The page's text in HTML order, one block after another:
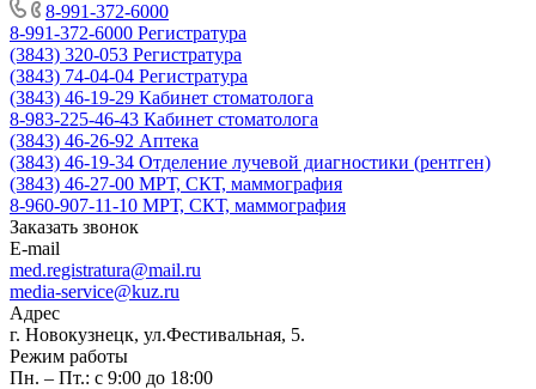
8-991-372-6000
8-991-372-6000 Регистратура
(3843) 320-053 Регистратура
(3843) 74-04-04 Регистратура
(3843) 46-19-29 Кабинет стоматолога
8-983-225-46-43 Кабинет стоматолога
(3843) 46-26-92 Аптека
(3843) 46-19-34 Отделение лучевой диагностики (рентген)
(3843) 46-27-00 МРТ, СКТ, маммография
8-960-907-11-10 МРТ, СКТ, маммография
Заказать звонок
E-mail
med.registratura@mail.ru
media-service@kuz.ru
Адрес
г. Новокузнецк, ул.Фестивальная, 5.
Режим работы
Пн. – Пт.: с 9:00 до 18:00